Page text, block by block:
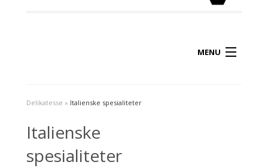
MENU
Delikatesse » Italienske spesialiteter
Italienske
spesialiteter